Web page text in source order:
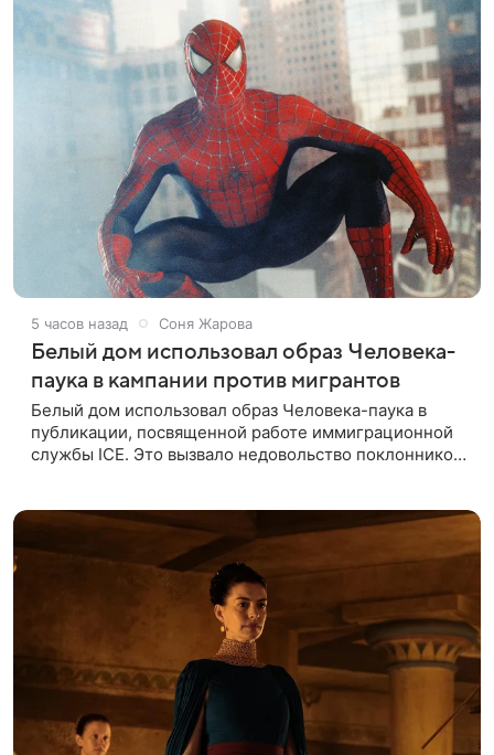
5 часов назад Соня Жарова
Белый дом использовал образ Человека-
паука в кампании против мигрантов
Белый дом использовал образ Человека-паука в
публикации, посвященной работе иммиграционной
службы ICE. Это вызвало недовольство поклонников